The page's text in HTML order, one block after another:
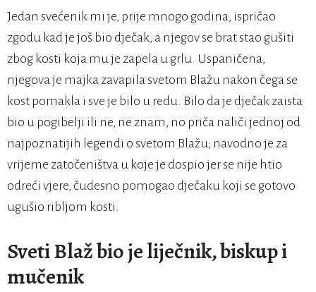
Jedan svećenik mi je, prije mnogo godina, ispričao
zgodu kad je još bio dječak, a njegov se brat stao gušiti
zbog kosti koja mu je zapela u grlu. Uspaničena,
njegova je majka zavapila svetom Blažu nakon čega se
kost pomakla i sve je bilo u redu. Bilo da je dječak zaista
bio u pogibelji ili ne, ne znam, no priča naliči jednoj od
najpoznatijih legendi o svetom Blažu; navodno je za
vrijeme zatočeništva u koje je dospio jer se nije htio
odreći vjere, čudesno pomogao dječaku koji se gotovo
ugušio ribljom kosti.
Sveti Blaž bio je liječnik, biskup i
mučenik